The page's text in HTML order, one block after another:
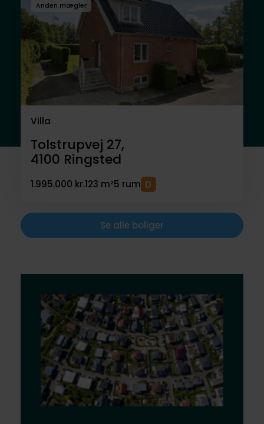
Anden mægler
Villa
Tolstrupvej 27,
4100 Ringsted
1.995.000 kr.123 m²5 rum
Se alle boliger